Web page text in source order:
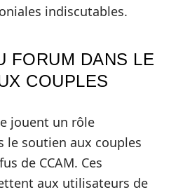
indiscutables.
FORUM DANS LE
COUPLES
jouent un rôle
le soutien aux couples
de CCAM. Ces
aux utilisateurs de